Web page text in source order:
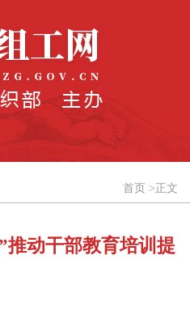
首页 > 正文
推动干部教育培训提